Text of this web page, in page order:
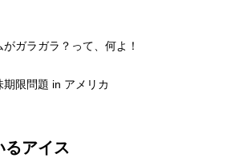
ガラガラ？って、何よ！
限問題 in アメリカ
るアイス